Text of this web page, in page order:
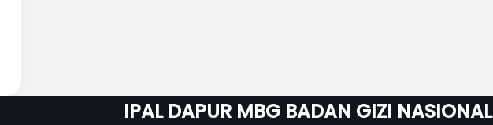
IPAL DAPUR MBG BADAN GIZI NASIONAL